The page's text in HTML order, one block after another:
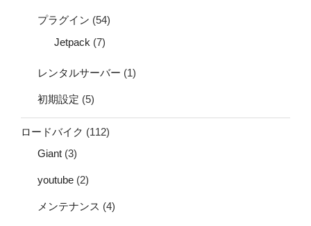
プラグイン (54)
Jetpack (7)
レンタルサーバー (1)
初期設定 (5)
ロードバイク (112)
Giant (3)
youtube (2)
メンテナンス (4)